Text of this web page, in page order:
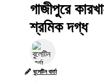
গাজীপুরে
শ্রমিক দগ্ধ
বুলেটিন বার্তা